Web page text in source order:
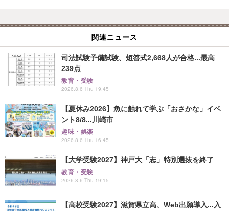
関連ニュース
司法試験予備試験、短答式2,668人が合格...最高
239点
教育・受験
2026.8.6 Thu 19:45
【夏休み2026】魚に触れて学ぶ「おさかな」イベ
ント8/8...川崎市
趣味・娯楽
2026.8.6 Thu 16:45
【大学受験2027】神戸大「志」特別選抜を終了
教育・受験
2026.8.6 Thu 19:15
【高校受験2027】滋賀県立高、Web出願導入...入